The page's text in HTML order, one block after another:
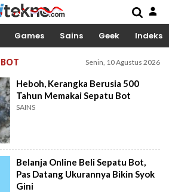
Games Sains Geek Indeks
Senin, 10 Agustus 2026
Heboh, Kerangka Berusia 500
Tahun Memakai Sepatu Bot
SAINS
Belanja Online Beli Sepatu Bot,
Pas Datang Ukurannya Bikin Syok
Gini